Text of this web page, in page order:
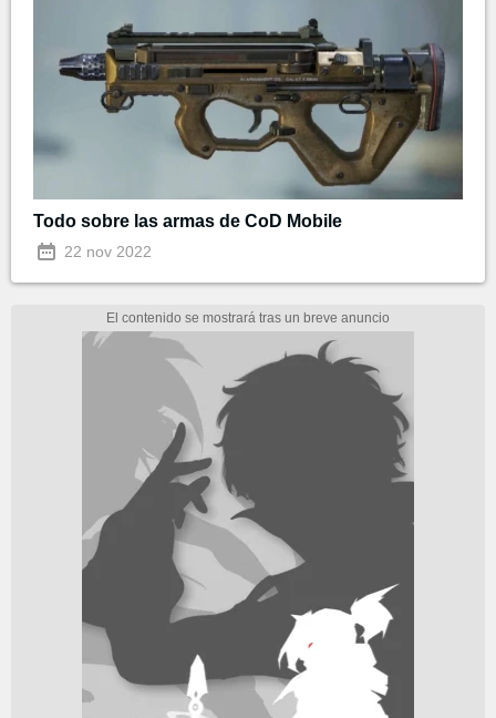
Todo sobre las armas de CoD Mobile
22 nov 2022